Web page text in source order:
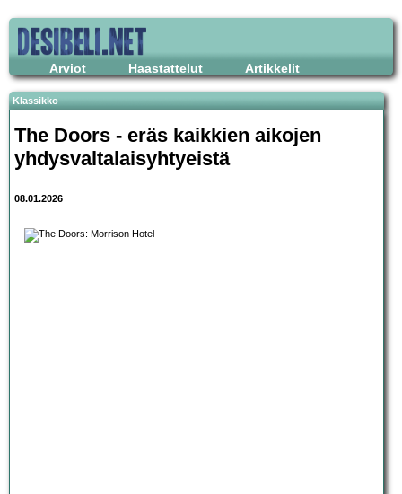
Arviot Haastattelut Artikkelit
Klassikko
The Doors - eräs kaikkien aikojen
yhdysvaltalaisyhtyeistä
08.01.2026